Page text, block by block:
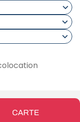
CARTE